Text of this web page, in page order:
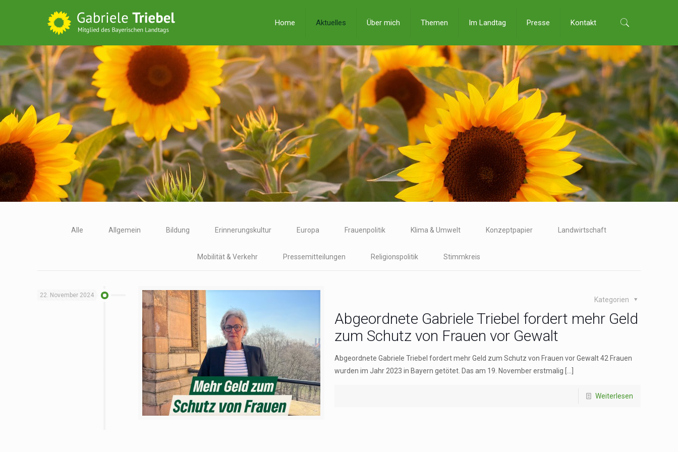
Home Aktuelles Über mich Themen Im Landtag Presse Kontakt
Alle Allgemein Bildung Erinnerungskultur Europa Frauenpolitik Klima & Umwelt Konzeptpapier Landwirtschaft
Mobilität & Verkehr Pressemitteilungen Religionspolitik Stimmkreis
22. November 2024
Kategorien
Abgeordnete Gabriele Triebel fordert mehr Geld
zum Schutz von Frauen vor Gewalt
Abgeordnete Gabriele Triebel fordert mehr Geld zum Schutz von Frauen vor Gewalt 42 Frauen
wurden im Jahr 2023 in Bayern getötet. Das am 19. November erstmalig
Weiterlesen